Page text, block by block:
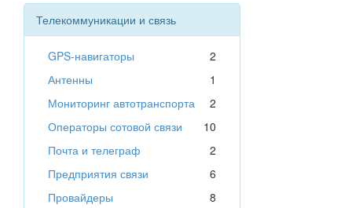
Телекоммуникации и связь
GPS-навигаторы
2
Антенны
1
Мониторинг автотранспорта
2
Операторы сотовой связи
10
Почта и телеграф
2
Предприятия связи
6
Провайдеры
8